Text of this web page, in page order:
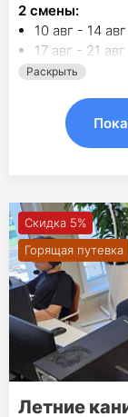
2 смены:
10 авг - 14
17 авг - 21
Раскрыть
Скидка 5%
Горящая путевка
Летние